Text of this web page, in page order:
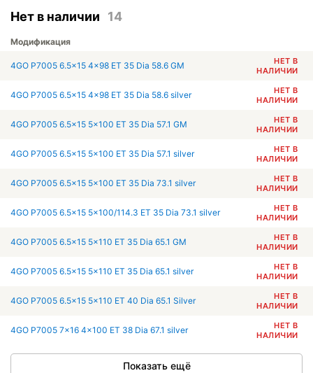
Нет в наличии 14
Модификация
4GO P7005 6.5x15 4x98 ET 35 Dia 58.6 GM
НЕТ В
НАЛИЧИИ
4GO P7005 6.5x15 4x98 ET 35 Dia 58.6 silver
НЕТ В
НАЛИЧИИ
4GO P7005 6.5x15 5x100 ET 35 Dia 57.1 GM
НЕТ В
НАЛИЧИИ
4GO P7005 6.5x15 5x100 ET 35 Dia 57.1 silver
НЕТ В
НАЛИЧИИ
4GO P7005 6.5x15 5x100 ET 35 Dia 73.1 silver
НЕТ В
НАЛИЧИИ
4GO P7005 6.5x15 5x100/114.3 ET 35 Dia 73.1 silver
НЕТ В
НАЛИЧИИ
4GO P7005 6.5x15 5x110 ET 35 Dia 65.1 GM
НЕТ В
НАЛИЧИИ
4GO P7005 6.5x15 5x110 ET 35 Dia 65.1 silver
НЕТ В
НАЛИЧИИ
4GO P7005 6.5x15 5x110 ET 40 Dia 65.1 Silver
НЕТ В
НАЛИЧИИ
4GO P7005 7x16 4x100 ET 38 Dia 67.1 silver
НЕТ В
НАЛИЧИИ
Показать ещё